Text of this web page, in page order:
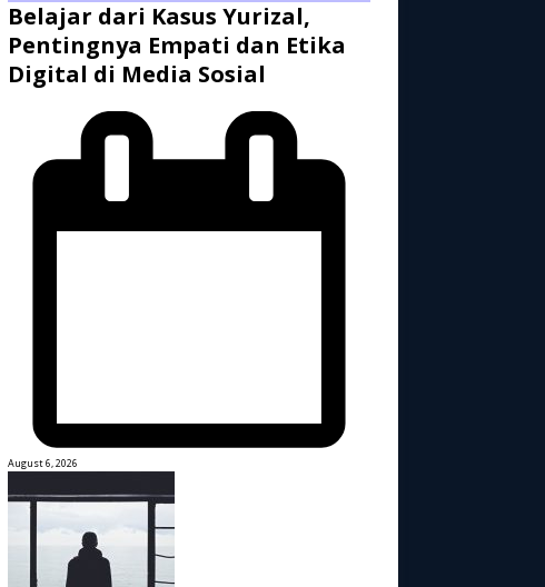
Belajar dari Kasus Yurizal,
Pentingnya Empati dan Etika
Digital di Media Sosial
August 6, 2026